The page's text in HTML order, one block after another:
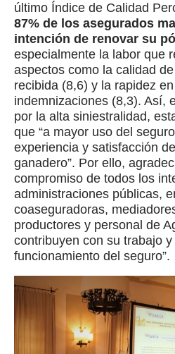
último Índice de Calidad
87% de los asegurados
intención de renovar su
especialmente la labor que
aspectos como la calidad
recibida (8,6) y la rapidez
indemnizaciones (8,3). Así,
por la alta siniestralidad,
que “a mayor uso del
experiencia y satisfacción
ganadero”. Por ello,
compromiso de todos los
administraciones públicas,
coaseguradoras,
productores y personal de
contribuyen con su trabajo
funcionamiento del seguro”.